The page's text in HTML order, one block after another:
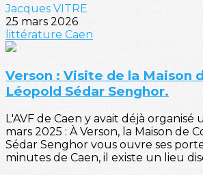
Jacques VITRE
25 mars 2026
littérature Caen
Verson : Visite de la Maison
Léopold Sédar Senghor.
L'AVF de Caen y avait déjà organisé
mars 2025 : À Verson, la Maison de
Sédar Senghor vous ouvre ses
minutes de Caen, il existe un lieu